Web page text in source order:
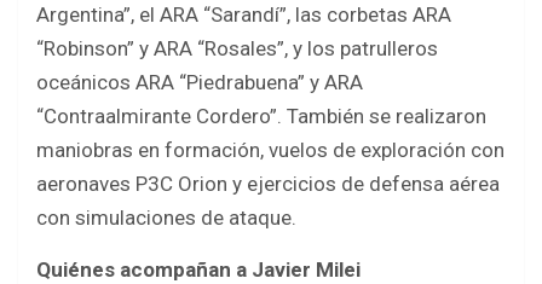
Argentina”, el ARA “Sarandí”, las corbetas ARA
“Robinson” y ARA “Rosales”, y los patrulleros
oceánicos ARA “Piedrabuena” y ARA
“Contraalmirante Cordero”. También se realizaron
maniobras en formación, vuelos de exploración con
aeronaves P3C Orion y ejercicios de defensa aérea
con simulaciones de ataque.
Quiénes acompañan a Javier Milei